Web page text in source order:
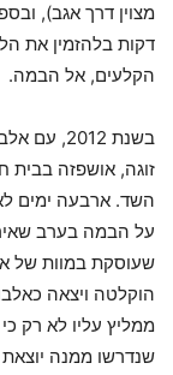
מצוין דרך אגב),
דקות בלהזמין את
הקלעים, אל הבמה.
בשנת
זוגה, אושפזה בבית
השד. ארבעה ימים
על הבמה בערב
שעוסקת במוות של
ממליץ עליו לא רק
שנדרשו ממנה